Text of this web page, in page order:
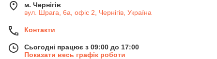
м. Чернігів
вул. Шрага, 6а, офіс 2, Чернігів, Україна
Контакти
Сьогодні працює з 09:00 до 17:00
Показати весь графік роботи